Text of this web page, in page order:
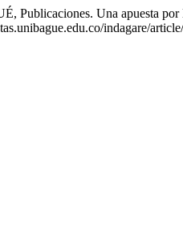
Publicaciones. Una apuesta por
indagare/